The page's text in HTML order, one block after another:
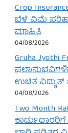
Crop
ಬೆಳೆ ವಿಮೆ
ಮಾಹಿತಿ
04/08/2026
Gruha Jyothi
ಉಚಿತ
04/08/2026
Two Month